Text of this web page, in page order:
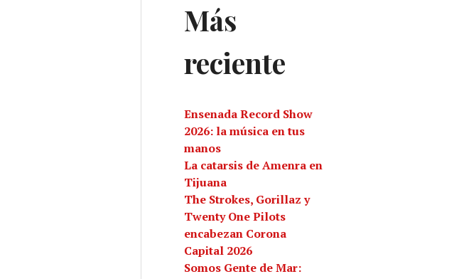
Más
reciente
Ensenada Record Show
2026: la música en tus
manos
La catarsis de Amenra en
Tijuana
The Strokes, Gorillaz y
Twenty One Pilots
encabezan Corona
Capital 2026
Somos Gente de Mar: